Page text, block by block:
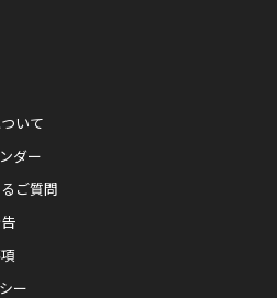
いて
ダー
ご質問
ー